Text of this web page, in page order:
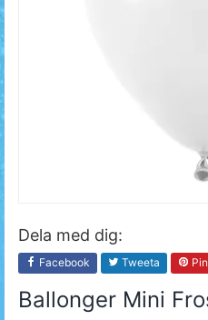
Dela med dig:
Facebook Tweeta
Ballonger Mini